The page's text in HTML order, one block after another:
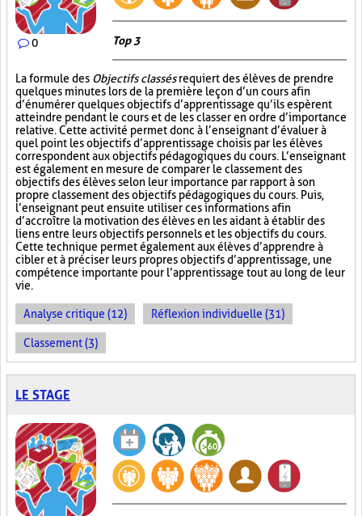
0 Top 3
La formule des Objectifs classésrequiert des élèves de prendre
quelques minutes lors de la première leçon d’un cours afin
d’énumérer quelques objectifs d’apprentissage qu’ils espèrent
atteindre pendant le cours et de les classer en ordre d’importance
relative. Cette activité permet donc à l’enseignant d’évaluer à
quel point les objectifs d’apprentissage choisis par les élèves
correspondent aux objectifs pédagogiques du cours. L’enseignant
est également en mesure de comparer le classement des
objectifs des élèves selon leur importance par rapport à son
propre classement des objectifs pédagogiques du cours. Puis,
l’enseignant peut ensuite utiliser ces informations afin
d’accroître la motivation des élèves en les aidant à établir des
liens entre leurs objectifs personnels et les objectifs du cours.
Cette technique permet également aux élèves d’apprendre à
cibler et à préciser leurs propres objectifs d’apprentissage, une
compétence importante pour l’apprentissage tout au long de leur
vie.
Analyse critique (12) Réflexion individuelle (31)
Classement (3)
LE STAGE